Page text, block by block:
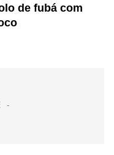
de fubá com